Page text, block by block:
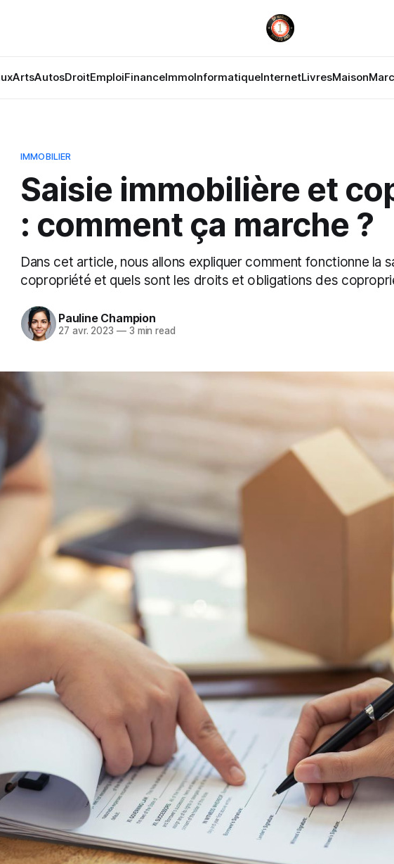
ArtsAutosDroitEmploiFinanceImmoInformatiqueInternetLivresMaison
IMMOBILIER
Saisie immobilière et
: comment ça marche ?
Dans cet article, nous allons expliquer comment fonctionne la
copropriété et quels sont les droits et obligations des
Pauline Champion
27 avr. 2023 —3 min read